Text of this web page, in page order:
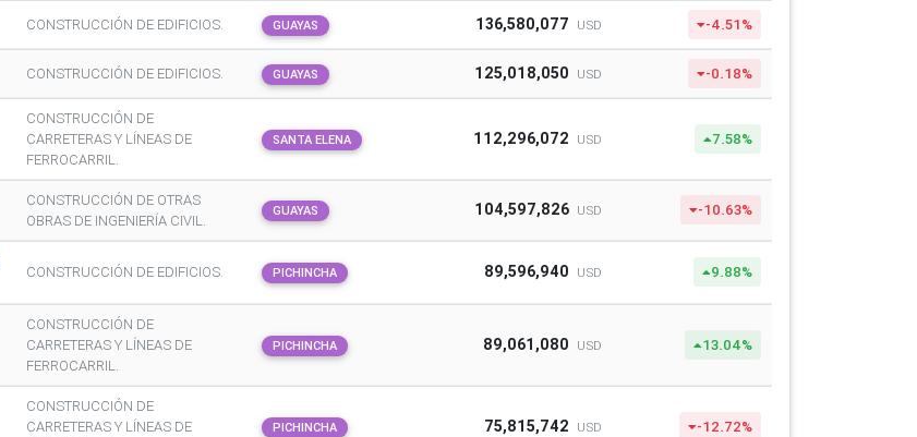
CONSTRUCCIÓN DE EDIFICIOS. GUAYAS 136,580,077 USD -4.51%
CONSTRUCCIÓN DE EDIFICIOS. GUAYAS 125,018,050 USD -0.18%
CONSTRUCCIÓN DE
CARRETERAS Y LÍNEAS DE
FERROCARRIL.
SANTA ELENA 112,296,072 USD 7.58%
CONSTRUCCIÓN DE OTRAS
OBRAS DE INGENIERÍA CIVIL.
GUAYAS 104,597,826 USD -10.63%
CONSTRUCCIÓN DE EDIFICIOS. PICHINCHA 89,596,940 USD 9.88%
CONSTRUCCIÓN DE
CARRETERAS Y LÍNEAS DE
FERROCARRIL.
PICHINCHA 89,061,080 USD 13.04%
CONSTRUCCIÓN DE
CARRETERAS Y LÍNEAS DE
PICHINCHA 75,815,742 USD -12.72%